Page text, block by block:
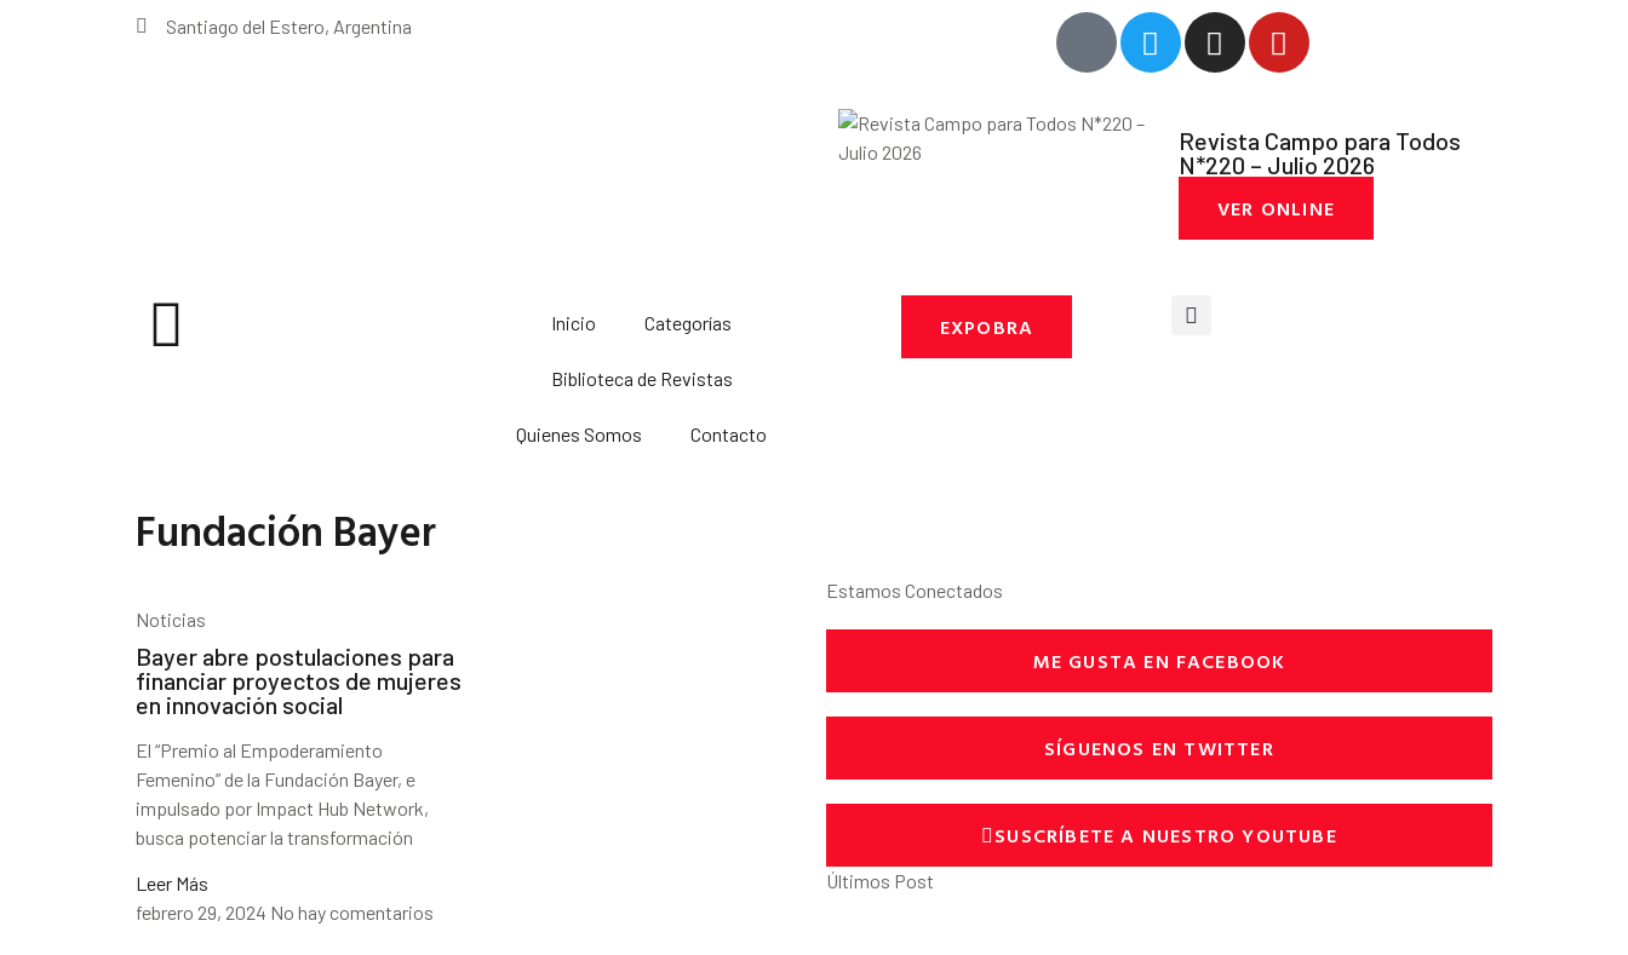
Santiago del Estero, Argentina
Revista Campo para Todos
N*220 – Julio 2026
VER ONLINE
Inicio Categorías
Biblioteca de Revistas
Quienes Somos Contacto
EXPOBRA
Fundación Bayer
Noticias
Bayer abre postulaciones para
financiar proyectos de mujeres
en innovación social
El “Premio al Empoderamiento
Femenino” de la Fundación Bayer, e
impulsado por Impact Hub Network,
busca potenciar la transformación
Leer Más
febrero 29, 2024 No hay comentarios
Estamos Conectados
ME GUSTA EN FACEBOOK
SÍGUENOS EN TWITTER
SUSCRÍBETE A NUESTRO YOUTUBE
Últimos Post